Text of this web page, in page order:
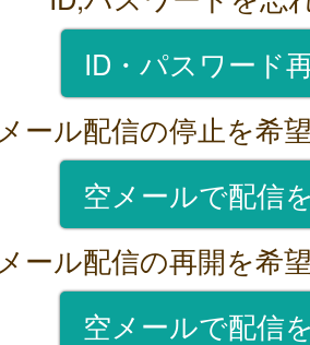
ID・パスワード
メール配信の停止を希
空メールで配信
メール配信の再開を希
空メールで配信